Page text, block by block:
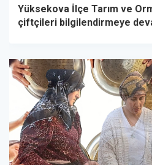
Yüksekova İlçe Tarım ve
çiftçileri bilgilendirmeye